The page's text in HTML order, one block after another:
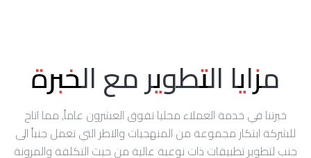
مزايا التطوير مع الخبرة
خبرتنا في خدمة العملاء محليا تفوق العشرون عاماً, مما اتاح
للشركة ابتكار مجموعة من المنهجيات والاطر التي تعمل جنباً الى
جنب لتطوير تطبيقات ذات نوعية عالية من حيث التكلفة والمرونة